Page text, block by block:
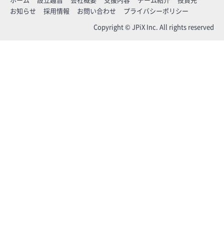
お知らせ
採用情報 お問い合わせ プライバシーポリシー
Copyright © JPiX Inc. All rights reserved